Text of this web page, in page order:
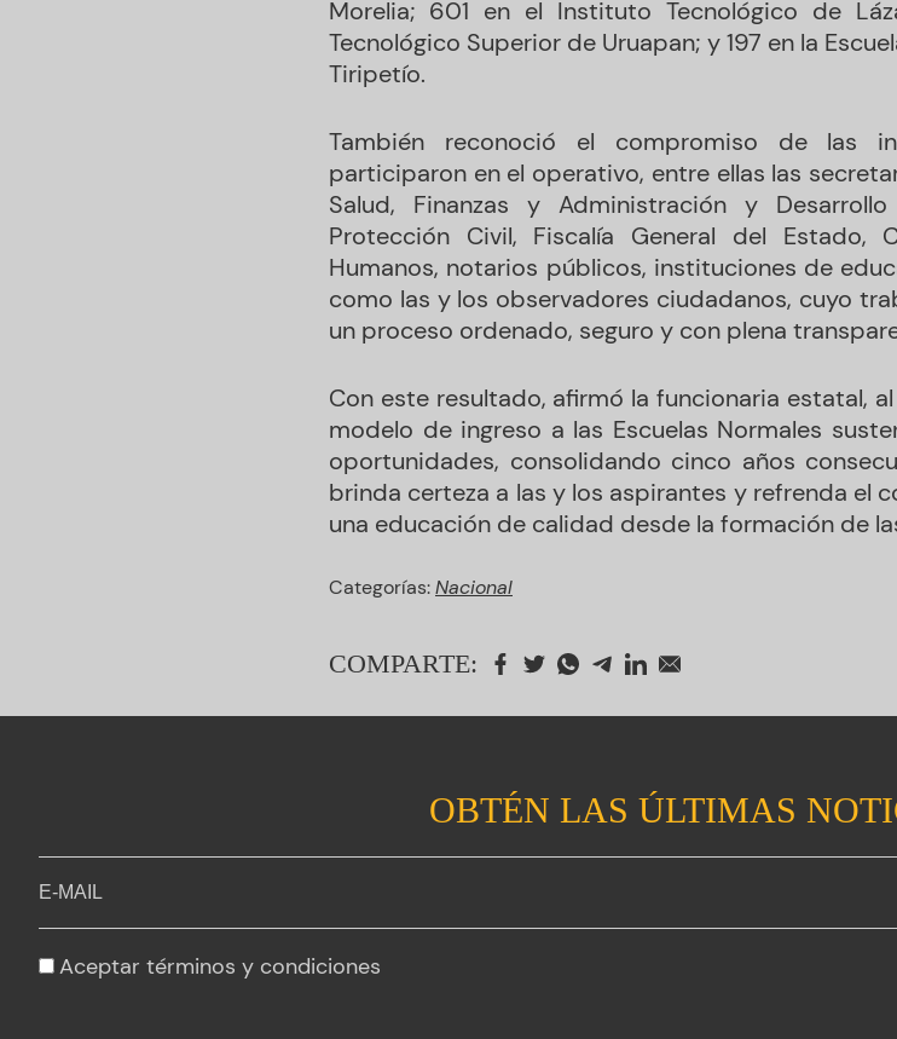
Morelia; 601 en el Instituto Tecnológico de
Tecnológico Superior de Uruapan; y 197 en la
Tiripetío.
También reconoció el compromiso de las
participaron en el operativo, entre ellas las
Salud, Finanzas y Administración y
Protección Civil, Fiscalía General del Estado,
Humanos, notarios públicos, instituciones de
como las y los observadores ciudadanos, cuyo
un proceso ordenado, seguro y con plena
Con este resultado, afirmó la funcionaria estatal,
modelo de ingreso a las Escuelas Normales
oportunidades, consolidando cinco años
brinda certeza a las y los aspirantes y refrenda el
una educación de calidad desde la formación de
Categorías:Nacional
COMPARTE:
OBTÉN LAS ÚLTIMAS
Aceptar términos y condiciones